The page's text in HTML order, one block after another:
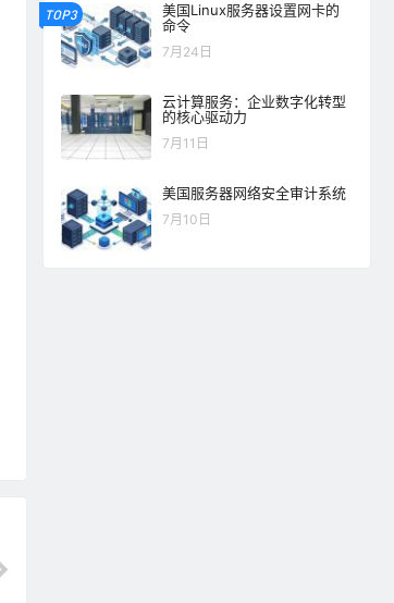
TOP3
美国Linux服务器设置网卡的
命令
7月24日
云计算服务：企业数字化转型
的核心驱动力
7月11日
美国服务器网络安全审计系统
7月10日